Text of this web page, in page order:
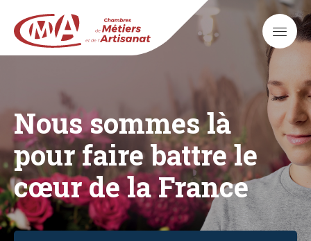
contenu
principal
Nous sommes là
pour faire battre le
cœur de la France